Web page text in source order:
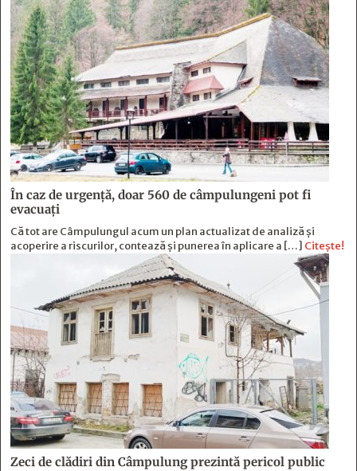
În caz de urgență, doar 560 de câmpulungeni pot fi
evacuați
Că tot are Câmpulungul acum un plan actualizat de analiză și
acoperire a riscurilor, contează și punerea în aplicare a […] Citește!
Zeci de clădiri din Câmpulung prezintă pericol public